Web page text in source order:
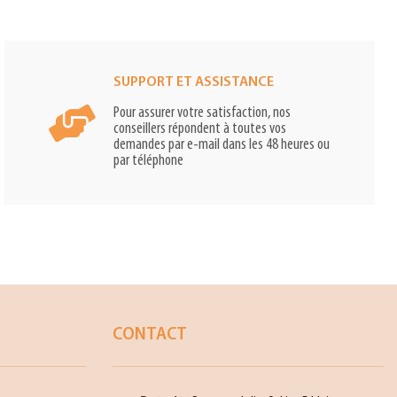
SUPPORT ET ASSISTANCE
Pour assurer votre satisfaction, nos
conseillers répondent à toutes vos
demandes par e-mail dans les 48 heures ou
par téléphone
CONTACT